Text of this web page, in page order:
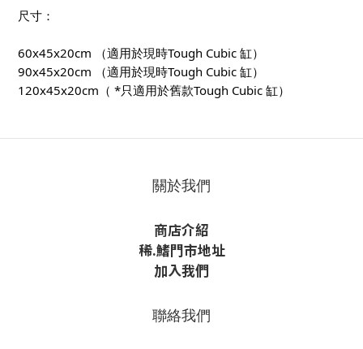
尺寸：
60x45x20cm （適用於現時Tough Cubic 缸）
90x45x20cm （適用於現時Tough Cubic 缸）
120x45x20cm（ *只適用於舊款Tough Cubic 缸）
關於我們
商店介紹
稀.鰭門市地址
加入我們
聯絡我們